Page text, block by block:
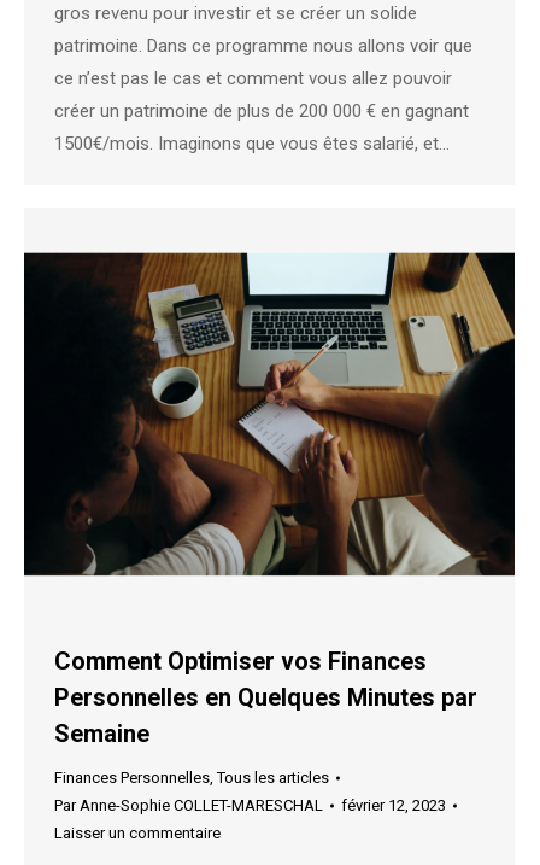
gros revenu pour investir et se créer un solide
patrimoine. Dans ce programme nous allons voir que
ce n’est pas le cas et comment vous allez pouvoir
créer un patrimoine de plus de 200 000 € en gagnant
1500€/mois. Imaginons que vous êtes salarié, et…
Comment Optimiser vos Finances
Personnelles en Quelques Minutes par
Semaine
Finances Personnelles,Tous les articles
ParAnne-Sophie COLLET-MARESCHAL
février 12, 2023
Laisser un commentaire